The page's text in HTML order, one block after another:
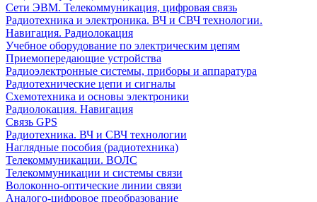
Сети ЭВМ. Телекоммуникация, цифровая связь
Радиотехника и электроника. ВЧ и СВЧ технологии.
Навигация. Радиолокация
Учебное оборудование по электрическим цепям
Приемопередающие устройства
Радиоэлектронные системы, приборы и аппаратура
Радиотехнические цепи и сигналы
Схемотехника и основы электроники
Радиолокация. Навигация
Связь GPS
Радиотехника. ВЧ и СВЧ технологии
Наглядные пособия (радиотехника)
Телекоммуникации. ВОЛС
Телекоммуникации и системы связи
Волоконно-оптические линии связи
Аналого-цифровое преобразование